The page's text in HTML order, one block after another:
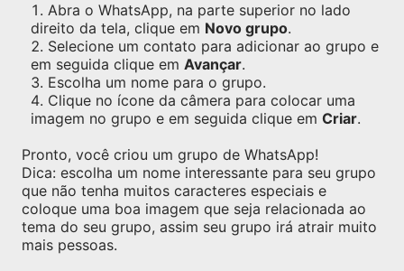
Abra o WhatsApp, na parte superior no lado
direito da tela, clique em Novo grupo.
Selecione um contato para adicionar ao grupo e
em seguida clique em Avançar.
Escolha um nome para o grupo.
Clique no ícone da câmera para colocar uma
imagem no grupo e em seguida clique em Criar.
Pronto, você criou um grupo de WhatsApp!
Dica: escolha um nome interessante para seu grupo
que não tenha muitos caracteres especiais e
coloque uma boa imagem que seja relacionada ao
tema do seu grupo, assim seu grupo irá atrair muito
mais pessoas.